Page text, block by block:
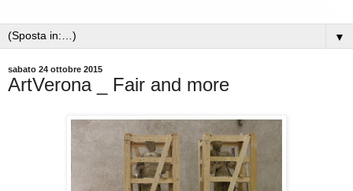
▼
sabato 24 ottobre 2015
ArtVerona _ Fair and more